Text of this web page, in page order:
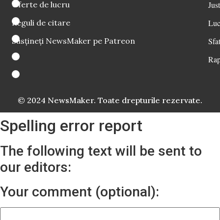
Oferte de lucru
Reguli de citare
Susțineți NewsMaker pe Patreon
© 2024 NewsMaker. Toate drepturile rezervate.
Spelling error report
The following text will be sent to
our editors:
Your comment (optional):